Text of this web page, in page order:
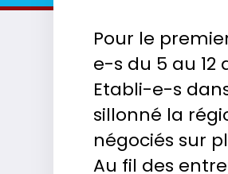
Pour le
e-s du 5 au
Etabli-e-s
sillonné la
négociés sur
Au fil des